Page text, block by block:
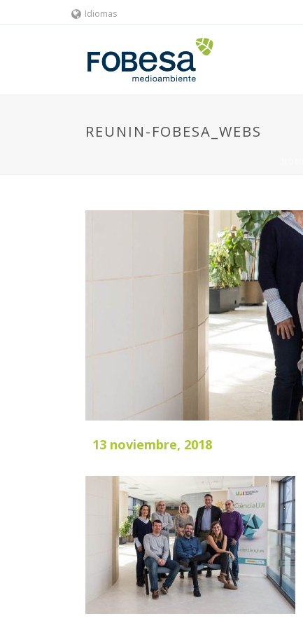
Idiomas
REUNIN-FOBESA_WEBS
13 noviembre, 2018